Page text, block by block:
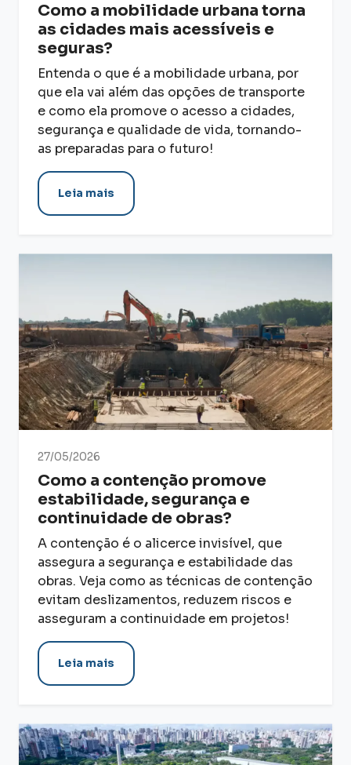
Como a mobilidade urbana torna
as cidades mais acessíveis e
seguras?
Entenda o que é a mobilidade urbana, por
que ela vai além das opções de transporte
e como ela promove o acesso a cidades,
segurança e qualidade de vida, tornando-
as preparadas para o futuro!
Leia mais
27/05/2026
Como a contenção promove
estabilidade, segurança e
continuidade de obras?
A contenção é o alicerce invisível, que
assegura a segurança e estabilidade das
obras. Veja como as técnicas de contenção
evitam deslizamentos, reduzem riscos e
asseguram a continuidade em projetos!
Leia mais